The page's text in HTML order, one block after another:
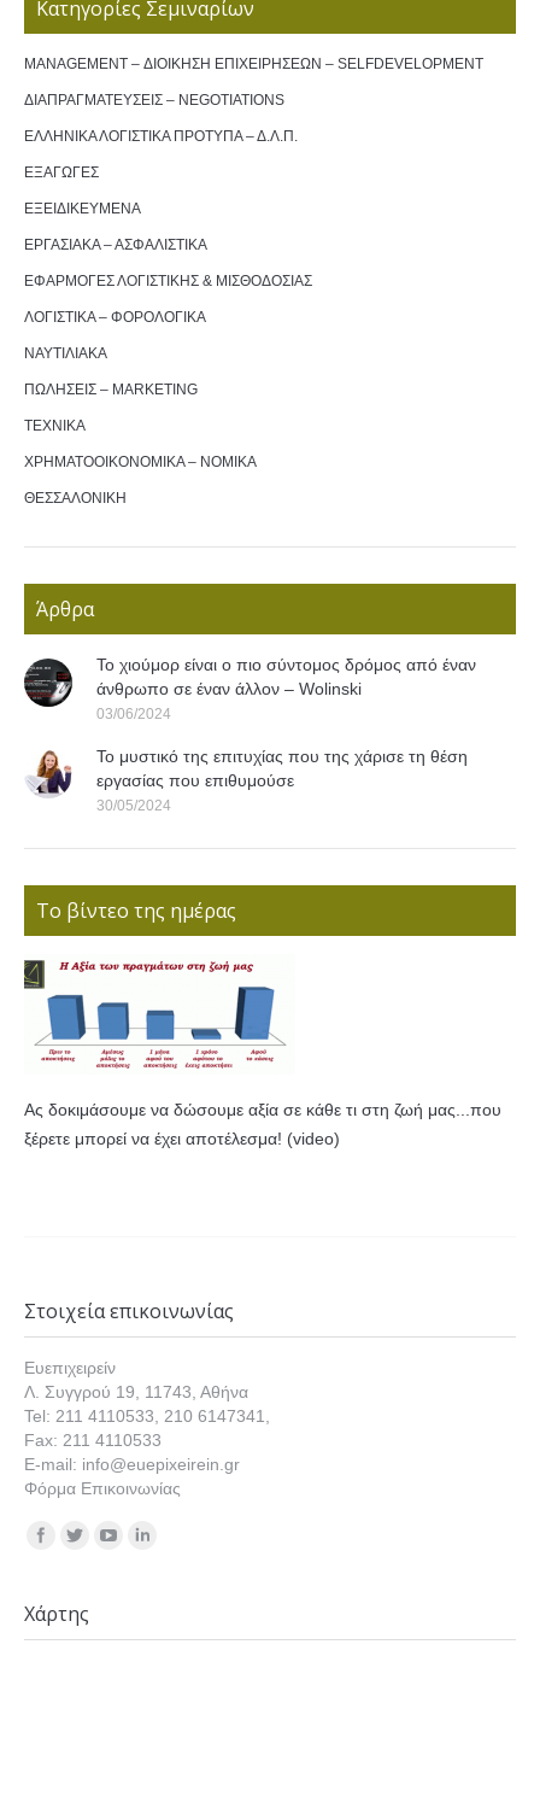
Κατηγορίες Σεμιναρίων
MANAGEMENT – ΔΙΟΙΚΗΣΗ ΕΠΙΧΕΙΡΗΣΕΩΝ – SELFDEVELOPMENT
ΔΙΑΠΡΑΓΜΑΤΕΥΣΕΙΣ – NEGOTIATIONS
ΕΛΛΗΝΙΚΑ ΛΟΓΙΣΤΙΚΑ ΠΡΟΤΥΠΑ – Δ.Λ.Π.
ΕΞΑΓΩΓΕΣ
ΕΞΕΙΔΙΚΕΥΜΕΝΑ
ΕΡΓΑΣΙΑΚΑ – ΑΣΦΑΛΙΣΤΙΚΑ
ΕΦΑΡΜΟΓΕΣ ΛΟΓΙΣΤΙΚΗΣ & ΜΙΣΘΟΔΟΣΙΑΣ
ΛΟΓΙΣΤΙΚΑ – ΦΟΡΟΛΟΓΙΚΑ
ΝΑΥΤΙΛΙΑΚΑ
ΠΩΛΗΣΕΙΣ – MARKETING
ΤΕΧΝΙΚΑ
ΧΡΗΜΑΤΟΟΙΚΟΝΟΜΙΚΑ – ΝΟΜΙΚΑ
ΘΕΣΣΑΛΟΝΙΚΗ
Άρθρα
Το χιούμορ είναι ο πιο σύντομος δρόμος από έναν
άνθρωπο σε έναν άλλον – Wolinski
03/06/2024
Το μυστικό της επιτυχίας που της χάρισε τη θέση
εργασίας που επιθυμούσε
30/05/2024
Το βίντεο της ημέρας
Ας δοκιμάσουμε να δώσουμε αξία σε κάθε τι στη ζωή μας...που
ξέρετε μπορεί να έχει αποτέλεσμα! (video)
Στοιχεία επικοινωνίας
Ευεπιχειρείν
Λ. Συγγρού 19, 11743, Αθήνα
Tel: 211 4110533, 210 6147341,
Fax: 211 4110533
E-mail: info@euepixeirein.gr
Φόρμα Επικοινωνίας
Find us on:
Χάρτης